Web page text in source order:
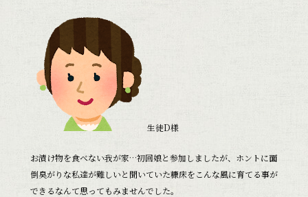
生徒D様
お漬け物を食べない我が家…初回娘と参加しましたが、ホントに面
倒臭がりな私達が難しいと聞いていた糠床をこんな風に育てる事が
できるなんて思ってもみませんでした。